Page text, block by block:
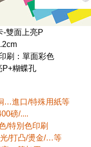
-雙面上亮P
刷：單面彩色
P+糊蝶孔
…進口/特殊用紙等
磅/....
/特別色印刷
/打凸/燙金/…等